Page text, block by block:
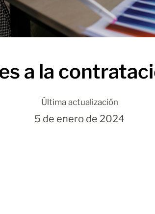
a la
Última actualización
5 de enero de 2024